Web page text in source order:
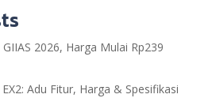
2026, Harga Mulai Rp239
Adu Fitur, Harga & Spesifikasi